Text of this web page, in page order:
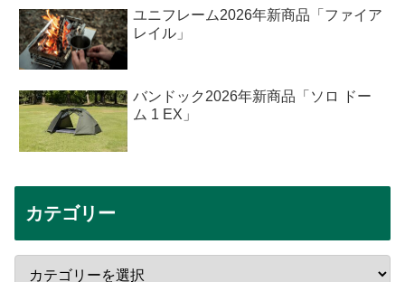
ユニフレーム2026年新商品「ファイア
レイル」
バンドック2026年新商品「ソロ ドー
ム 1 EX」
カテゴリー